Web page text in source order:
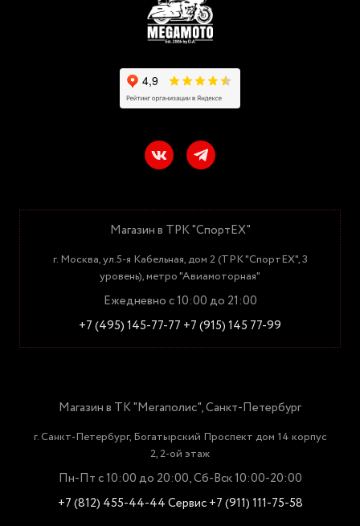
Магазин в ТРК "СпортЕХ"
г. Москва, ул.5-я Кабельная, дом 2 (ТРК "СпортЕХ", 3
уровень), метро "Авиамоторная"
Ежедневно с 10:00 до 21:00
+7 (495) 145-77-77 +7 (915) 145 77-99
Магазин в ТК "Мегаполис", Санкт-Петербург
г. Санкт-Петербург, Богатырский Проспект дом 14 корпус
2, 2-ой этаж
Пн-Пт с 10:00 до 20:00, Сб-Вск 10:00-20:00
+7 (812) 455-44-44Сервис +7 (911) 111-75-58